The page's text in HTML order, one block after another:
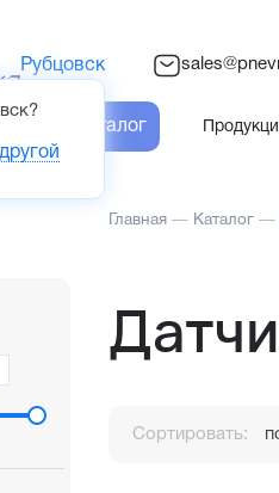
Рубцовск
?
Каталог
Главная — Каталог —
Сортировать: